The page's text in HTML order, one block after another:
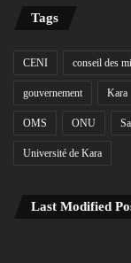
Tags
CENI conseil des
gouvernement Kara
OMS ONU
Université de Kara
Last Modified